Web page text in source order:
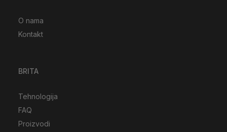
O nama
Kontakt
BRITA
Tehnologija
FAQ
Proizvodi